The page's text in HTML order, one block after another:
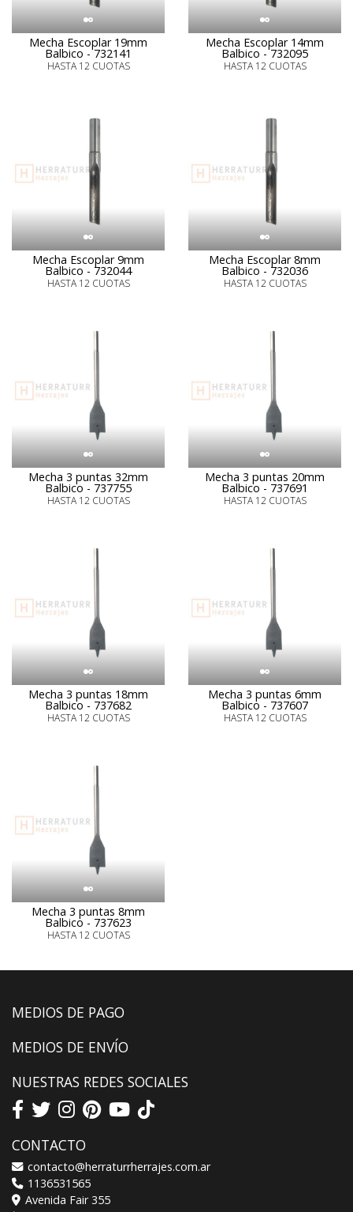
Mecha Escoplar 19mm
Balbico - 732141
HASTA 12 CUOTAS
Mecha Escoplar 14mm
Balbico - 732095
HASTA 12 CUOTAS
Mecha Escoplar 9mm
Balbico - 732044
HASTA 12 CUOTAS
Mecha Escoplar 8mm
Balbico - 732036
HASTA 12 CUOTAS
Mecha 3 puntas 32mm
Balbico - 737755
HASTA 12 CUOTAS
Mecha 3 puntas 20mm
Balbico - 737691
HASTA 12 CUOTAS
Mecha 3 puntas 18mm
Balbico - 737682
HASTA 12 CUOTAS
Mecha 3 puntas 6mm
Balbico - 737607
HASTA 12 CUOTAS
Mecha 3 puntas 8mm
Balbico - 737623
HASTA 12 CUOTAS
MEDIOS DE PAGO
MEDIOS DE ENVÍO
NUESTRAS REDES SOCIALES
CONTACTO
contacto@herraturrherrajes.com.ar
1136531565
Avenida Fair 355